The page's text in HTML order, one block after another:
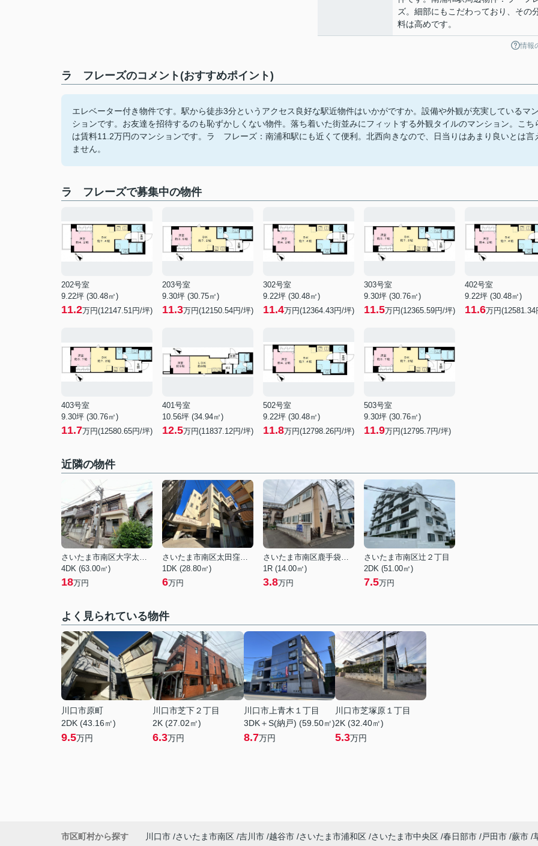
ズ。細部にもこだわっており、その
料は高めです。
情報
ラ フレーズのコメント(おすすめポイント)
エレベーター付き物件です。駅から徒歩3分というアクセス良好な駅近物件はいかがですか。設備や外観が充実しているマ
ションです。お友達を招待するのも恥ずかしくない物件。落ち着いた街並みにフィットする外観タイルのマンション。こち
は賃料11.2万円のマンションです。ラ フレーズ：南浦和駅にも近くて便利。北西向きなので、日当りはあまり良いとは言
ません。
ラ フレーズで募集中の物件
202号室
9.22坪 (30.48㎡)
11.2万円(12147.51円/坪)
203号室
9.30坪 (30.75㎡)
11.3万円(12150.54円/坪)
302号室
9.22坪 (30.48㎡)
11.4万円(12364.43円/坪)
303号室
9.30坪 (30.76㎡)
11.5万円(12365.59円/坪)
402号室
9.22坪 (30.48㎡)
11.6万円(12581.34
403号室
9.30坪 (30.76㎡)
11.7万円(12580.65円/坪)
401号室
10.56坪 (34.94㎡)
12.5万円(11837.12円/坪)
502号室
9.22坪 (30.48㎡)
11.8万円(12798.26円/坪)
503号室
9.30坪 (30.76㎡)
11.9万円(12795.7円/坪)
近隣の物件
さいたま市南区大字太田窪
4DK (63.00㎡)
18万円
さいたま市南区太田窪５丁目
1DK (28.80㎡)
6万円
さいたま市南区鹿手袋４丁目
1R (14.00㎡)
3.8万円
さいたま市南区辻２丁目
2DK (51.00㎡)
7.5万円
よく見られている物件
川口市原町
2DK (43.16㎡)
9.5万円
川口市芝下２丁目
2K (27.02㎡)
6.3万円
川口市上青木１丁目
3DK＋S(納戸) (59.50㎡)
8.7万円
川口市芝塚原１丁目
2K (32.40㎡)
5.3万円
市区町村から探す 川口市 さいたま市南区 吉川市 越谷市 さいたま市浦和区 さいたま市中央区 春日部市 戸田市 蕨市